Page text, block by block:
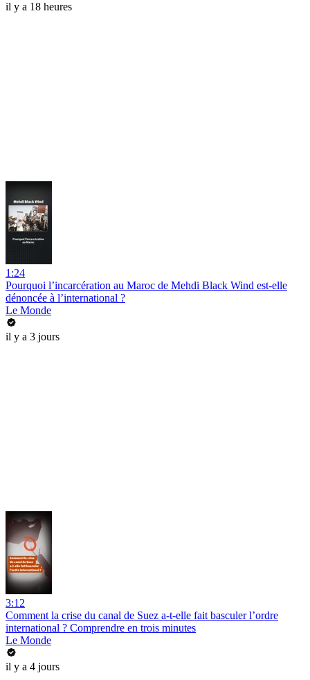
il y a 18 heures
1:24
Pourquoi l’incarcération au Maroc de Mehdi Black Wind est-elle
dénoncée à l’international ?
Le Monde
il y a 3 jours
3:12
Comment la crise du canal de Suez a-t-elle fait basculer l’ordre
international ? Comprendre en trois minutes
Le Monde
il y a 4 jours